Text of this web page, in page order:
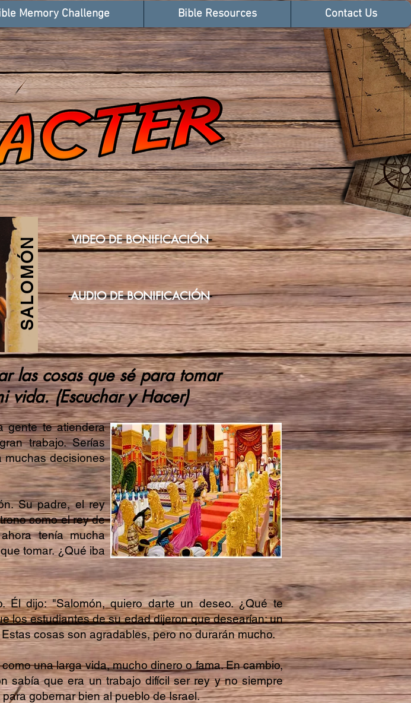
Memory Challenge Bible Resources Contact Us
VIDEO DE BONIFICACIÓN
AUDIO DE BONIFICACIÓN
las cosas que sé para tomar
vida. (Escuchar y Hacer)
SALOMÓN
gente te atiendera
trabajo. Serías
muchas decisiones
Su padre, el rey
como el rey de
tenía mucha
tomar. ¿Qué iba
dijo: "Salomón, quiero darte un deseo. ¿Qué te
los estudiantes de su edad dijeron que desearían: un
cosas son agradables, pero no durarán mucho.
una larga vida, mucho dinero o fama. En cambio,
sabía que era un trabajo difícil ser rey y no siempre
gobernar bien al pueblo de Israel.